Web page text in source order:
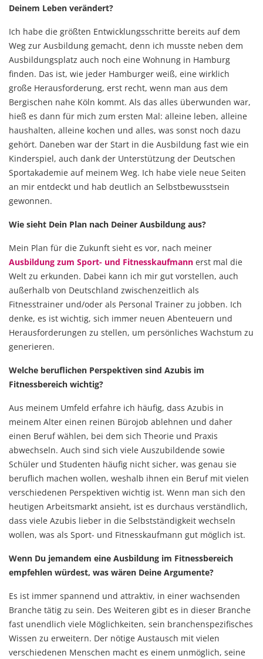
Deinem Leben verändert?
Ich habe die größten Entwicklungsschritte bereits auf dem
Weg zur Ausbildung gemacht, denn ich musste neben dem
Ausbildungsplatz auch noch eine Wohnung in Hamburg
finden. Das ist, wie jeder Hamburger weiß, eine wirklich
große Herausforderung, erst recht, wenn man aus dem
Bergischen nahe Köln kommt. Als das alles überwunden war,
hieß es dann für mich zum ersten Mal: alleine leben, alleine
haushalten, alleine kochen und alles, was sonst noch dazu
gehört. Daneben war der Start in die Ausbildung fast wie ein
Kinderspiel, auch dank der Unterstützung der Deutschen
Sportakademie auf meinem Weg. Ich habe viele neue Seiten
an mir entdeckt und hab deutlich an Selbstbewusstsein
gewonnen.
Wie sieht Dein Plan nach Deiner Ausbildung aus?
Mein Plan für die Zukunft sieht es vor, nach meiner
Ausbildung zum Sport- und Fitnesskaufmann erst mal die
Welt zu erkunden. Dabei kann ich mir gut vorstellen, auch
außerhalb von Deutschland zwischenzeitlich als
Fitnesstrainer und/oder als Personal Trainer zu jobben. Ich
denke, es ist wichtig, sich immer neuen Abenteuern und
Herausforderungen zu stellen, um persönliches Wachstum zu
generieren.
Welche beruflichen Perspektiven sind Azubis im
Fitnessbereich wichtig?
Aus meinem Umfeld erfahre ich häufig, dass Azubis in
meinem Alter einen reinen Bürojob ablehnen und daher
einen Beruf wählen, bei dem sich Theorie und Praxis
abwechseln. Auch sind sich viele Auszubildende sowie
Schüler und Studenten häufig nicht sicher, was genau sie
beruflich machen wollen, weshalb ihnen ein Beruf mit vielen
verschiedenen Perspektiven wichtig ist. Wenn man sich den
heutigen Arbeitsmarkt ansieht, ist es durchaus verständlich,
dass viele Azubis lieber in die Selbstständigkeit wechseln
wollen, was als Sport- und Fitnesskaufmann gut möglich ist.
Wenn Du jemandem eine Ausbildung im Fitnessbereich
empfehlen würdest, was wären Deine Argumente?
Es ist immer spannend und attraktiv, in einer wachsenden
Branche tätig zu sein. Des Weiteren gibt es in dieser Branche
fast unendlich viele Möglichkeiten, sein branchenspezifisches
Wissen zu erweitern. Der nötige Austausch mit vielen
verschiedenen Menschen macht es einem unmöglich, seine